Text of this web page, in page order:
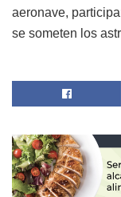
aeronave,
se someten los